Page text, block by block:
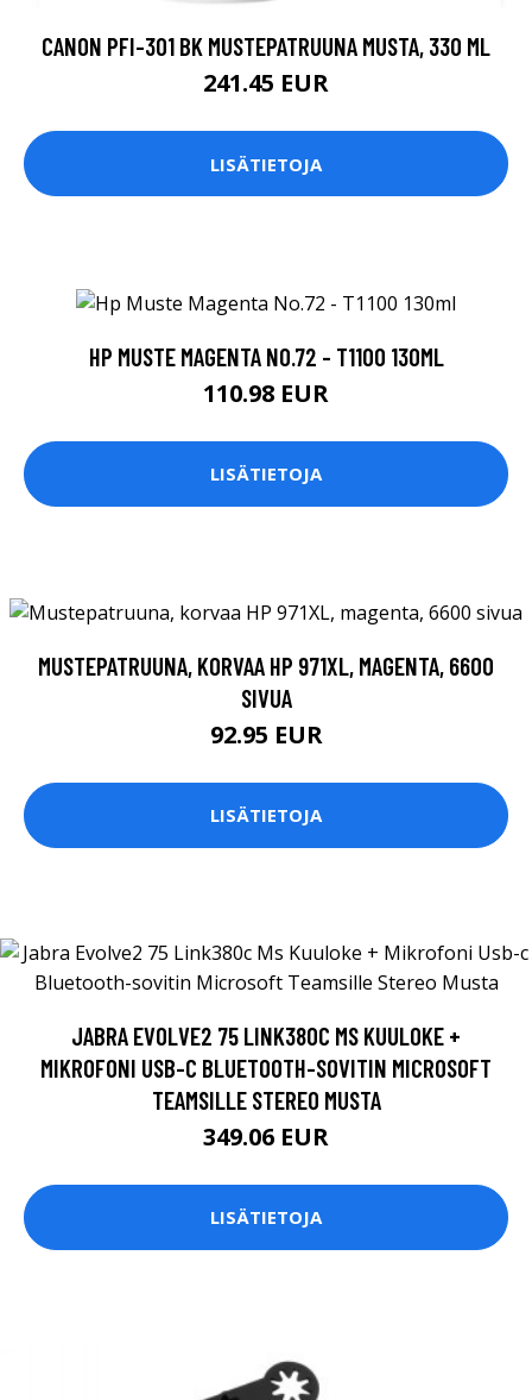
CANON PFI-301 BK MUSTEPATRUUNA MUSTA, 330 ML
241.45 EUR
LISÄTIETOJA
HP MUSTE MAGENTA NO.72 - T1100 130ML
110.98 EUR
LISÄTIETOJA
MUSTEPATRUUNA, KORVAA HP 971XL, MAGENTA, 6600
SIVUA
92.95 EUR
LISÄTIETOJA
JABRA EVOLVE2 75 LINK380C MS KUULOKE +
MIKROFONI USB-C BLUETOOTH-SOVITIN MICROSOFT
TEAMSILLE STEREO MUSTA
349.06 EUR
LISÄTIETOJA